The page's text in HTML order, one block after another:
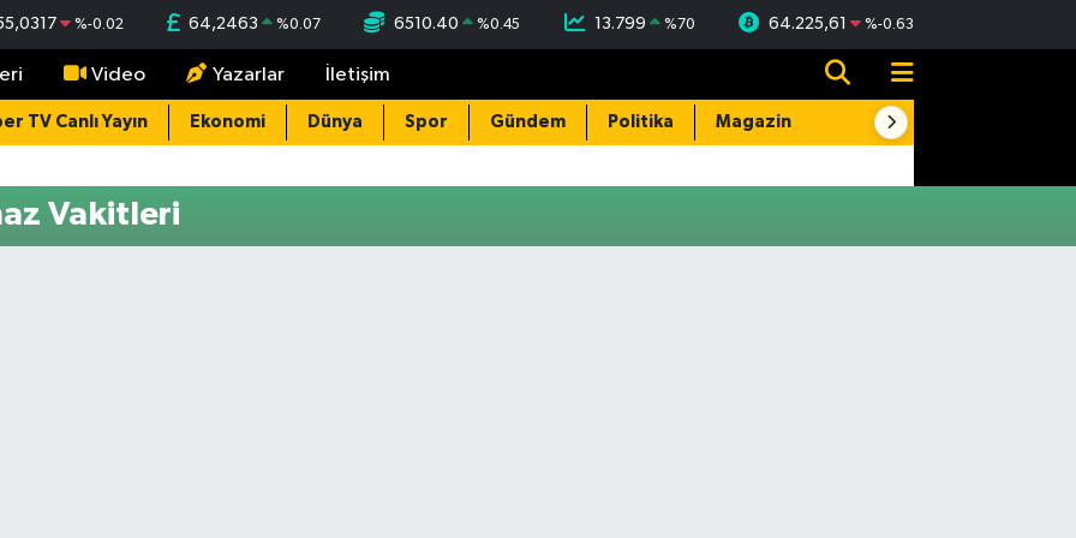
%-0.02 64,2463 %0.07 6510.40 %0.45 13.799 %70 64.225,61 %-0.63
Video Yazarlar İletişim
TV Canlı Yayın Ekonomi Dünya Spor Gündem Politika Magazin Resmi İlanlar
Vakitleri